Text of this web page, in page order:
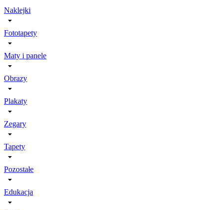
Naklejki
Fototapety
Maty i panele
Obrazy
Plakaty
Zegary
Tapety
Pozostałe
Edukacja